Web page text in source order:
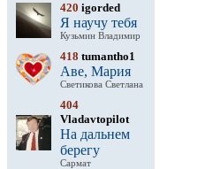
420 igorded
Я научу тебя
Кузьмин Владимир
418 tumantho1
Аве, Мария
Светикова Светлана
404
Vladavtopilot
На дальнем
берегу
Сармат